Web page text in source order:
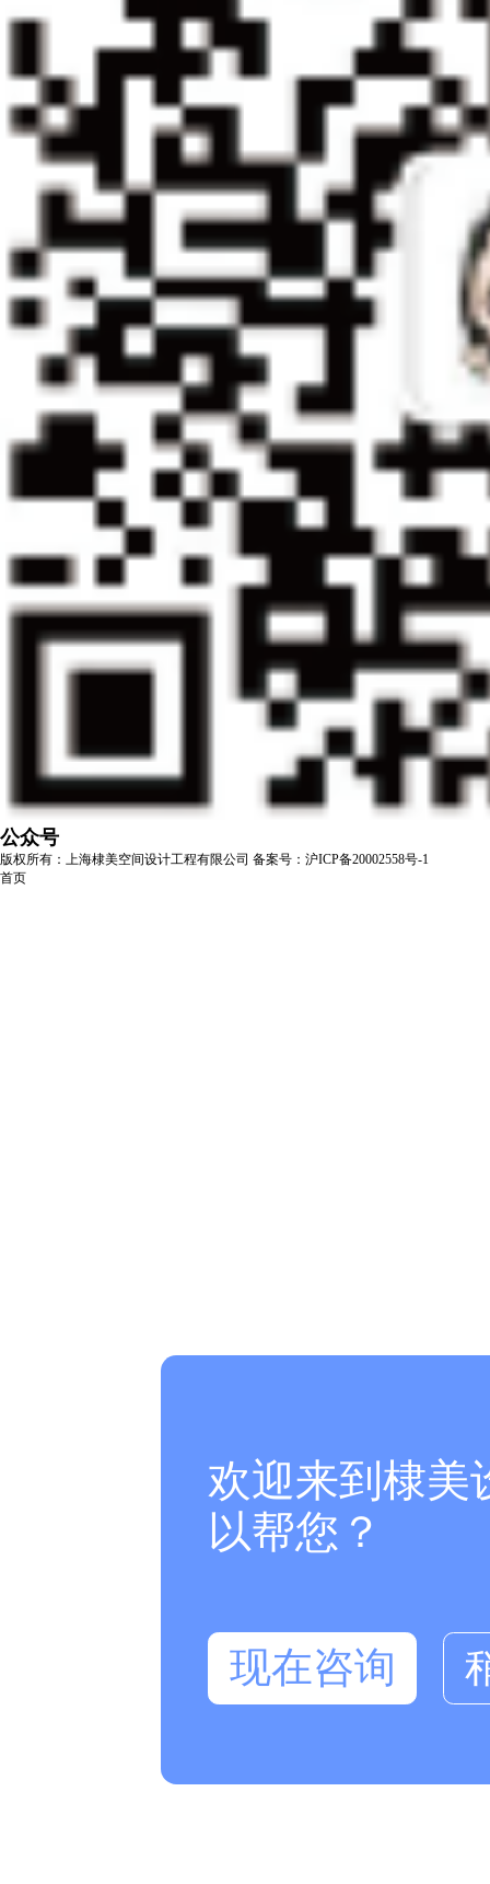
公众号
版权所有：上海棣美空间设计工程有限公司 备案号：沪ICP备20002558号-1
首页
欢迎来到棣美
以帮您？
现在咨询